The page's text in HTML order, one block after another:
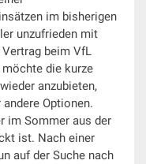
im bisherigen
unzufrieden mit
beim VfL
die kurze
anzubieten,
Optionen.
im Sommer aus der
ist. Nach einer
auf der Suche nach